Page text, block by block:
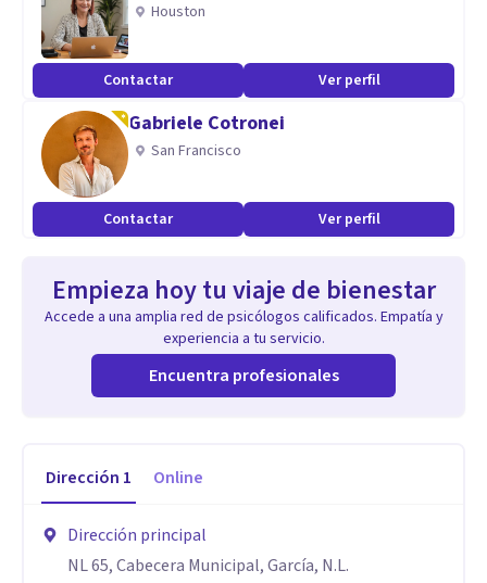
Houston
Contactar Ver perfil
Gabriele Cotronei
San Francisco
Contactar Ver perfil
Empieza hoy tu viaje de bienestar
Accede a una amplia red de psicólogos calificados. Empatía y
experiencia a tu servicio.
Encuentra profesionales
Dirección 1 Online
Dirección principal
NL 65, Cabecera Municipal, García, N.L.